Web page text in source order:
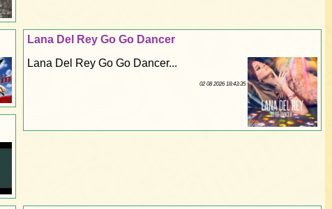
Lana Del Rey Go Go Dancer
Lana Del Rey Go Go Dancer...
02 08 2026 18:43:35